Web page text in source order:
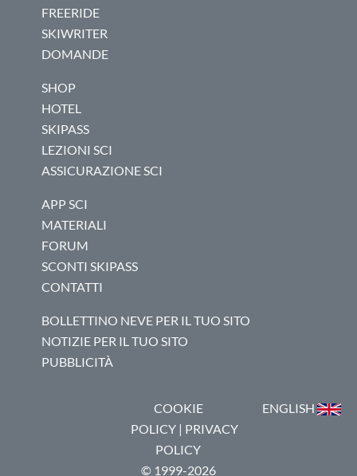
FREERIDE
SKIWRITER
DOMANDE
SHOP
HOTEL
SKIPASS
LEZIONI SCI
ASSICURAZIONE SCI
APP SCI
MATERIALI
FORUM
SCONTI SKIPASS
CONTATTI
BOLLETTINO NEVE PER IL TUO SITO
NOTIZIE PER IL TUO SITO
PUBBLICITÀ
COOKIE
POLICY| PRIVACY
POLICY
© 1999-2026
ENGLISH